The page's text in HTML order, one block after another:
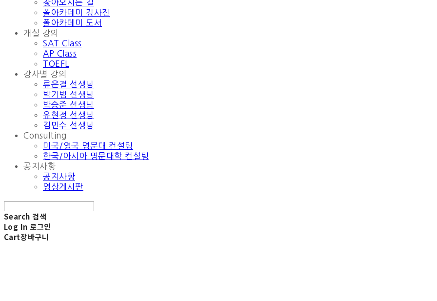
찾아오시는 길
폴아카데미 강사진
폴아카데미 도서
개설 강의
SAT Class
AP Class
TOEFL
강사별 강의
류은결 선생님
박기범 선생님
박승준 선생님
유현정 선생님
김민수 선생님
Consulting
미국/영국 명문대 컨설팅
한국/아시아 명문대학 컨설팅
공지사항
공지사항
영상게시판
Search 검색
Log In 로그인
Cart장바구니